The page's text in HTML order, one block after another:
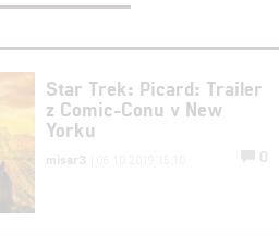
Star Trek: Picard: Trailer
z Comic-Conu v New
Yorku
misar3 0